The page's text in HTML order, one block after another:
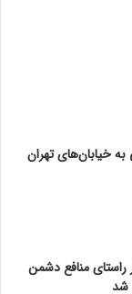
راستای منافع دشمن
شد